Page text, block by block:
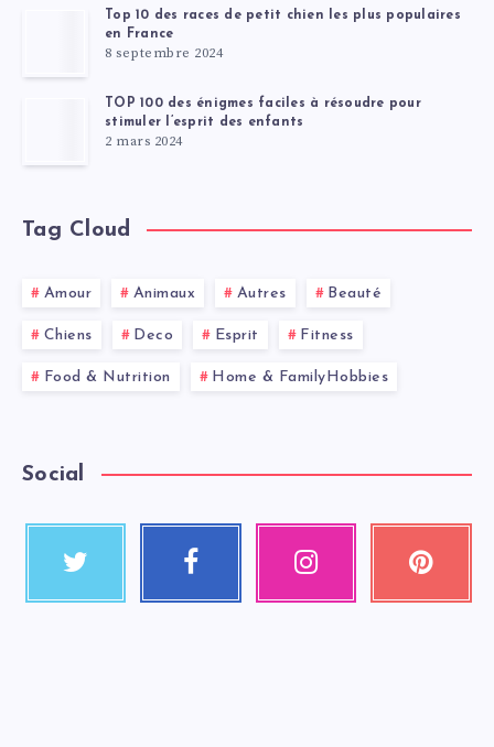
Top 10 des races de petit chien les plus populaires
en France
8 septembre 2024
TOP 100 des énigmes faciles à résoudre pour
stimuler l’esprit des enfants
2 mars 2024
Tag Cloud
Amour Animaux Autres Beauté
Chiens Deco Esprit Fitness
Food & Nutrition Home & FamilyHobbies
Social